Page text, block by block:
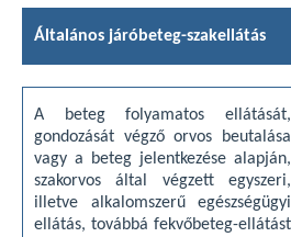
Általános járóbeteg-szakellátás
A beteg folyamatos ellátását,
gondozását végző orvos beutalása
vagy a beteg jelentkezése alapján,
szakorvos által végzett egyszeri,
illetve alkalomszerű egészségügyi
ellátás, továbbá fekvőbeteg-ellátást